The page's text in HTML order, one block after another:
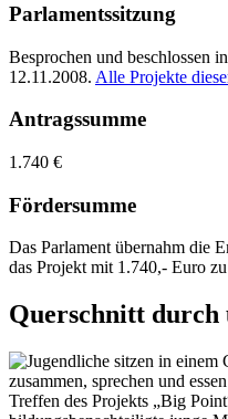
Parlamentssitzung
Besprochen und beschlossen
12.11.2008. Alle Projekte
Antragssumme
1.740 €
Fördersumme
Das Parlament übernahm die
das Projekt mit 1.740,- Euro
Querschnitt durch